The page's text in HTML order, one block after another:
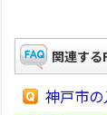
関連する
神戸市